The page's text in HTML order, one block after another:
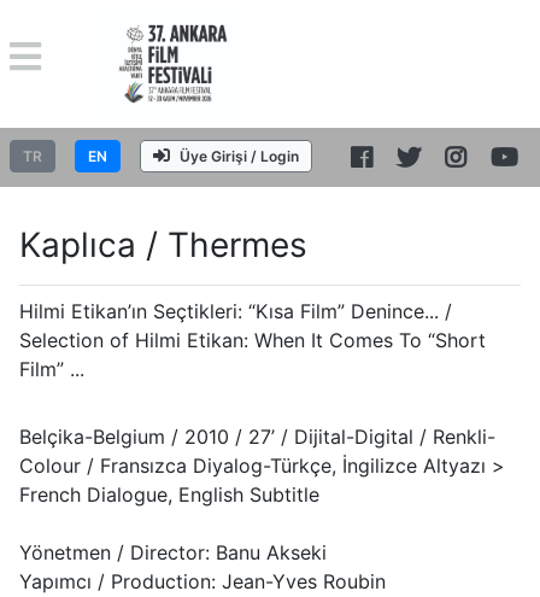
TR EN Üye Girişi / Login
Kaplıca / Thermes
Hilmi Etikan’ın Seçtikleri: “Kısa Film” Denince... /
Selection of Hilmi Etikan: When It Comes To “Short
Film” ...
Belçika-Belgium / 2010 / 27’ / Dijital-Digital / Renkli-
Colour / Fransızca Diyalog-Türkçe, İngilizce Altyazı >
French Dialogue, English Subtitle
Yönetmen / Director: Banu Akseki
Yapımcı / Production: Jean-Yves Roubin